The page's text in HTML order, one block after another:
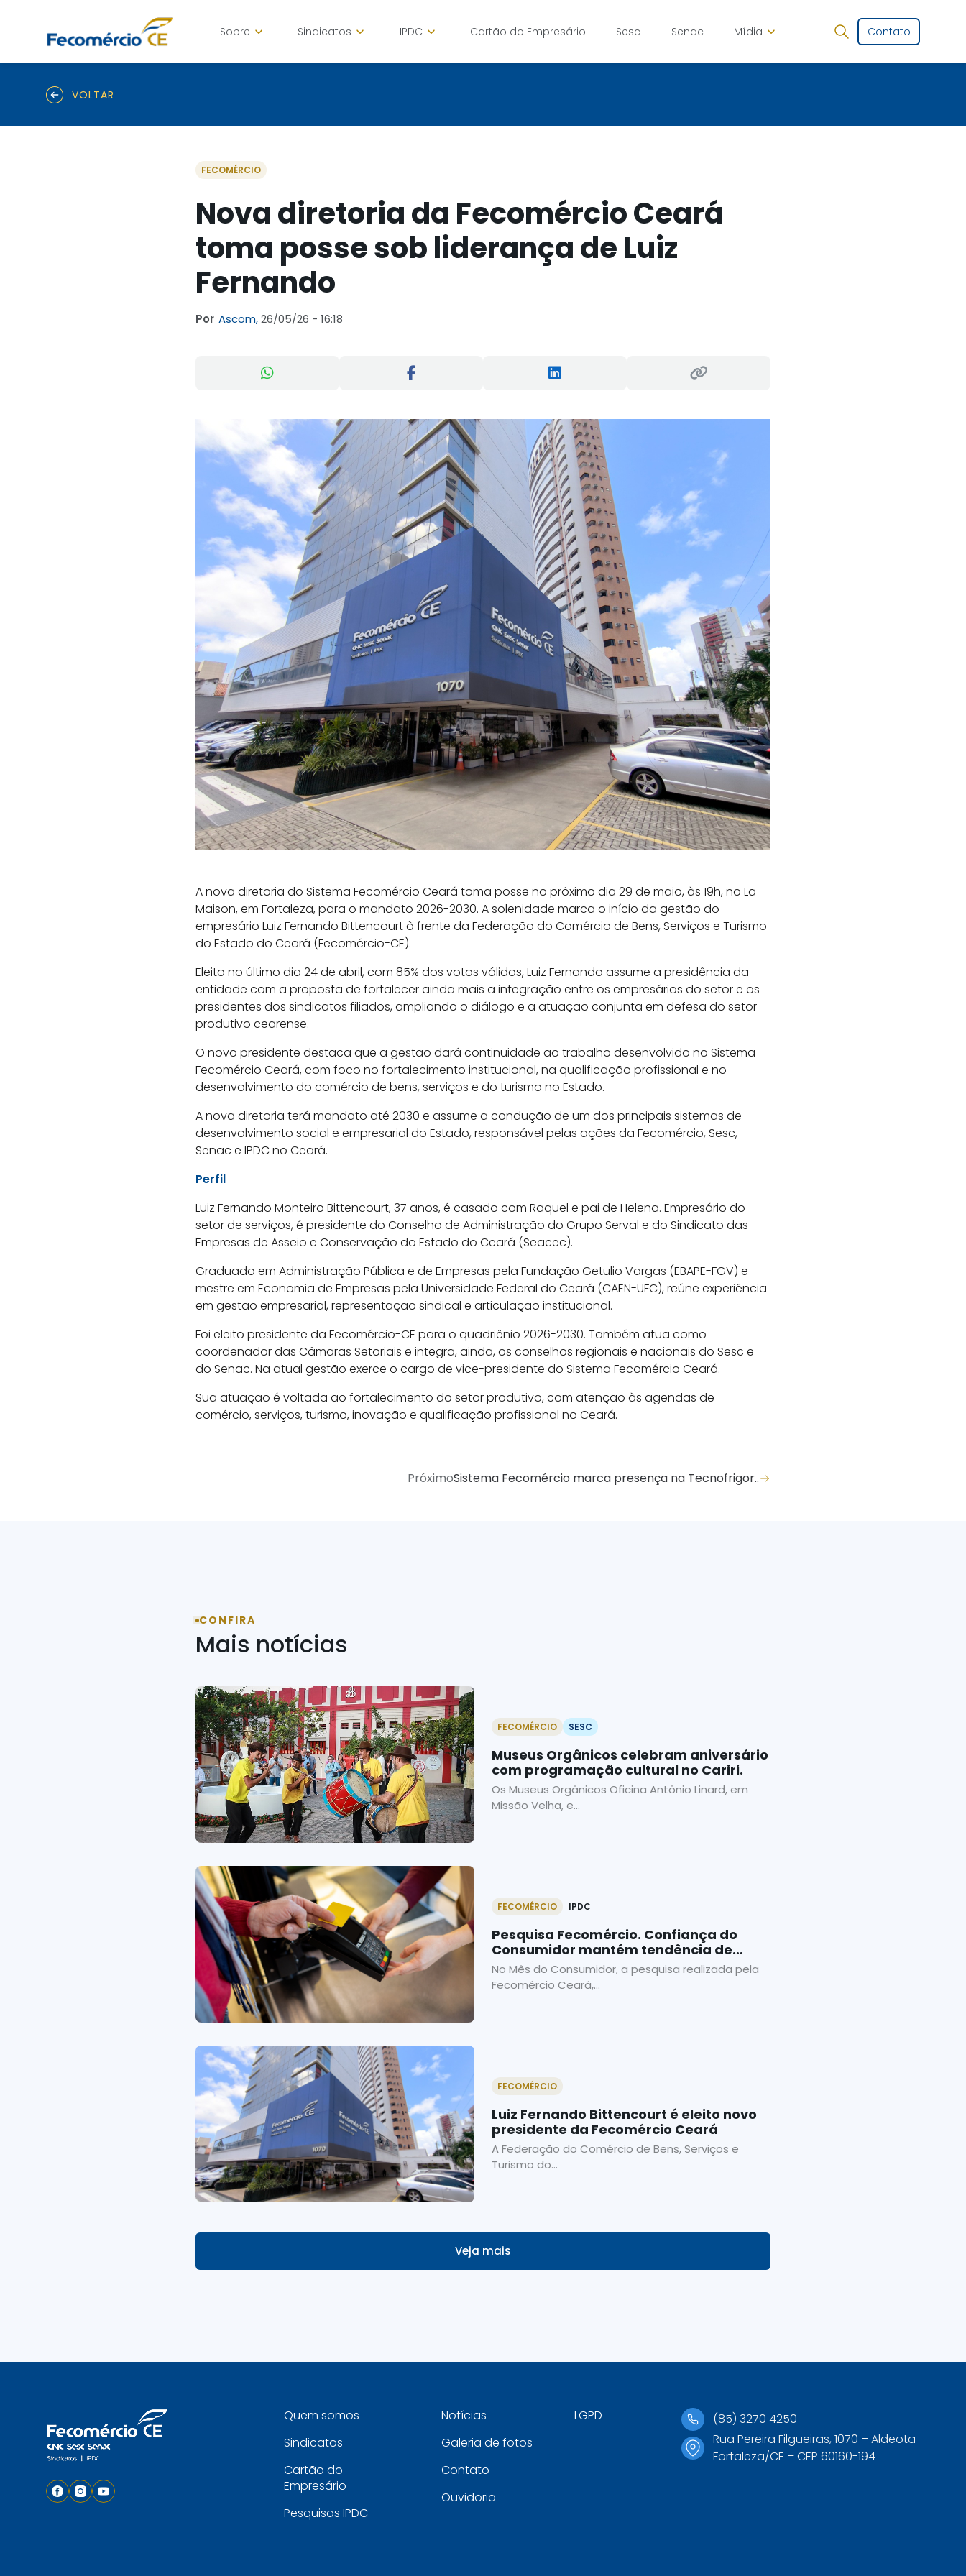
Sobre Sindicatos IPDC Cartão do Empresário Sesc Senac Mídia Contato
VOLTAR
FECOMÉRCIO
Nova diretoria da Fecomércio Ceará
toma posse sob liderança de Luiz
Fernando
Por Ascom,26/05/26 - 16:18
A nova diretoria do Sistema Fecomércio Ceará toma posse no próximo dia 29 de maio, às 19h, no La
Maison, em Fortaleza, para o mandato 2026-2030. A solenidade marca o início da gestão do
empresário Luiz Fernando Bittencourt à frente da Federação do Comércio de Bens, Serviços e Turismo
do Estado do Ceará (Fecomércio-CE).
Eleito no último dia 24 de abril, com 85% dos votos válidos, Luiz Fernando assume a presidência da
entidade com a proposta de fortalecer ainda mais a integração entre os empresários do setor e os
presidentes dos sindicatos filiados, ampliando o diálogo e a atuação conjunta em defesa do setor
produtivo cearense.
O novo presidente destaca que a gestão dará continuidade ao trabalho desenvolvido no Sistema
Fecomércio Ceará, com foco no fortalecimento institucional, na qualificação profissional e no
desenvolvimento do comércio de bens, serviços e do turismo no Estado.
A nova diretoria terá mandato até 2030 e assume a condução de um dos principais sistemas de
desenvolvimento social e empresarial do Estado, responsável pelas ações da Fecomércio, Sesc,
Senac e IPDC no Ceará.
Perfil
Luiz Fernando Monteiro Bittencourt, 37 anos, é casado com Raquel e pai de Helena. Empresário do
setor de serviços, é presidente do Conselho de Administração do Grupo Serval e do Sindicato das
Empresas de Asseio e Conservação do Estado do Ceará (Seacec).
Graduado em Administração Pública e de Empresas pela Fundação Getulio Vargas (EBAPE-FGV) e
mestre em Economia de Empresas pela Universidade Federal do Ceará (CAEN-UFC), reúne experiência
em gestão empresarial, representação sindical e articulação institucional.
Foi eleito presidente da Fecomércio-CE para o quadriênio 2026-2030. Também atua como
coordenador das Câmaras Setoriais e integra, ainda, os conselhos regionais e nacionais do Sesc e
do Senac. Na atual gestão exerce o cargo de vice-presidente do Sistema Fecomércio Ceará.
Sua atuação é voltada ao fortalecimento do setor produtivo, com atenção às agendas de
comércio, serviços, turismo, inovação e qualificação profissional no Ceará.
PróximoSistema Fecomércio marca presença na Tecnofrigor..
CONFIRA
Mais notícias
FECOMÉRCIO SESC
Museus Orgânicos celebram aniversário
com programação cultural no Cariri.
Os Museus Orgânicos Oficina Antônio Linard, em
Missão Velha, e...
FECOMÉRCIO IPDC
Pesquisa Fecomércio. Confiança do
Consumidor mantém tendência de
recuperação
No Mês do Consumidor, a pesquisa realizada pela
Fecomércio Ceará,...
FECOMÉRCIO
Luiz Fernando Bittencourt é eleito novo
presidente da Fecomércio Ceará
A Federação do Comércio de Bens, Serviços e
Turismo do...
Veja mais
Quem somos
Sindicatos
Cartão do
Empresário
Pesquisas IPDC
Notícias
Galeria de fotos
Contato
Ouvidoria
LGPD
(85) 3270 4250
Rua Pereira Filgueiras, 1070 – Aldeota
Fortaleza/CE – CEP 60160-194